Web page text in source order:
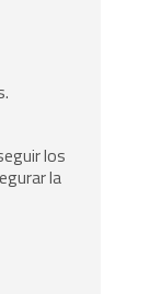
los
la